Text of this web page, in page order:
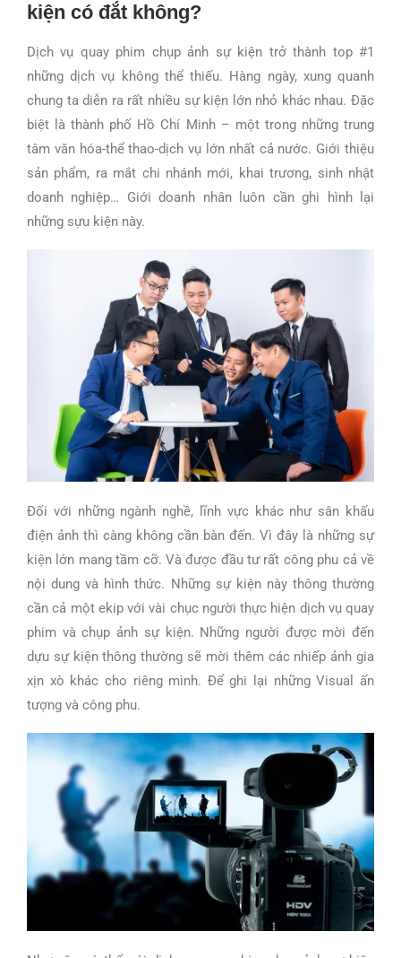
kiện có đắt không?
Dịch vụ quay phim chụp ảnh sự kiện trở thành top #1
những dịch vụ không thể thiếu. Hàng ngày, xung quanh
chung ta diễn ra rất nhiều sự kiện lớn nhỏ khác nhau. Đặc
biệt là thành phố Hồ Chí Minh – một trong những trung
tâm văn hóa-thể thao-dịch vụ lớn nhất cả nước. Giới thiệu
sản phẩm, ra mắt chi nhánh mới, khai trương, sinh nhật
doanh nghiệp… Giới doanh nhân luôn cần ghi hình lại
những sựu kiện này.
Đối với những ngành nghề, lĩnh vực khác như sân khấu
điện ảnh thì càng không cần bàn đến. Vì đây là những sự
kiện lớn mang tầm cỡ. Và được đầu tư rất công phu cả về
nội dung và hình thức. Những sự kiện này thông thường
cần cả một ekip với vài chục người thực hiện dịch vụ quay
phim và chụp ảnh sự kiện. Những người được mời đến
dựu sự kiện thông thường sẽ mời thêm các nhiếp ảnh gia
xịn xò khác cho riêng mình. Để ghi lại những Visual ấn
tượng và công phu.